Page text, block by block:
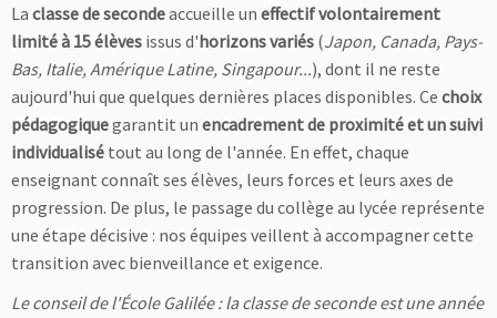
La classe de secondeaccueille un effectif volontairement
limité à 15 élèves issus d'horizons variés (Japon, Canada, Pays-
Bas, Italie, Amérique Latine, Singapour...), dont il ne reste
aujourd'hui que quelques dernières places disponibles. Ce choix
pédagogiquegarantit un encadrement de proximité et un suivi
individualisé tout au long de l'année. En effet, chaque
enseignant connaît ses élèves, leurs forces et leurs axes de
progression. De plus, le passage du collège au lycée représente
une étape décisive : nos équipes veillent à accompagner cette
transition avec bienveillance et exigence.
Le conseil de l'École Galilée : la classe de seconde est une année